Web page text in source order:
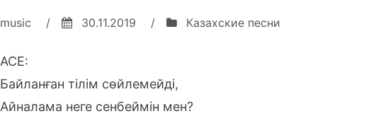
music / 30.11.2019 / Казахские песни
ACE:
Байланған тілім сөйлемейді,
Айналама неге сенбеймін мен?